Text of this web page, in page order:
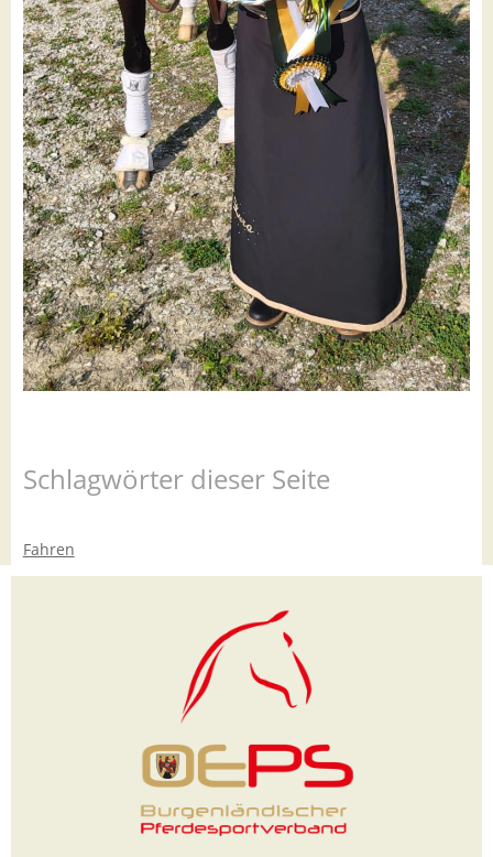
Schlagwörter dieser Seite
Fahren